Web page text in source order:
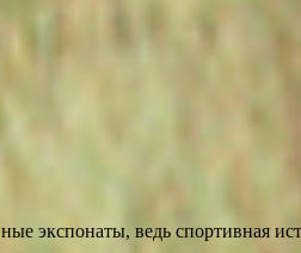
экспонаты, ведь спортивная